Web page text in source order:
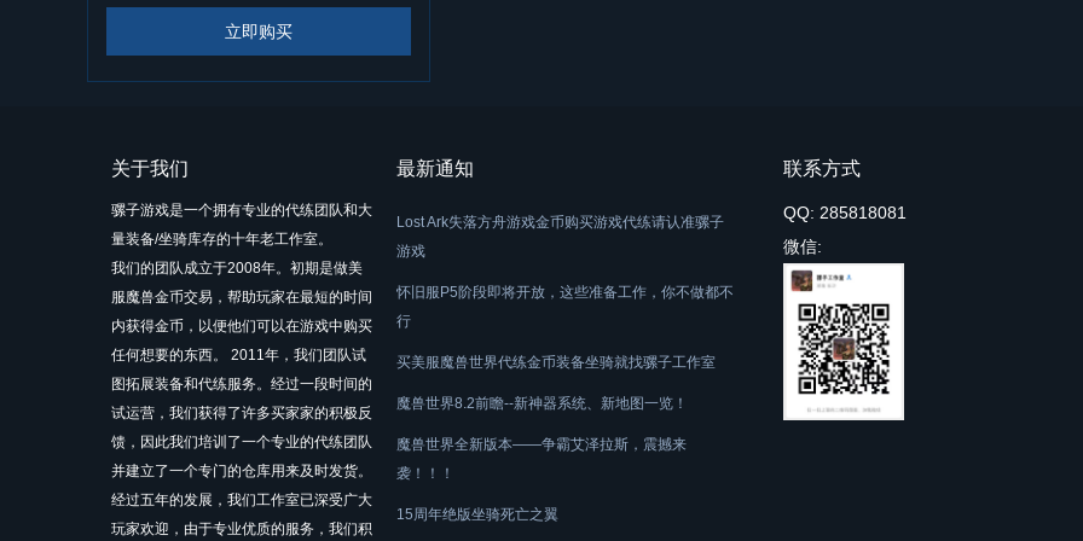
立即购买
关于我们
骡子游戏是一个拥有专业的代练团队和大
量装备/坐骑库存的十年老工作室。
我们的团队成立于2008年。初期是做美
服魔兽金币交易，帮助玩家在最短的时间
内获得金币，以便他们可以在游戏中购买
任何想要的东西。 2011年，我们团队试
图拓展装备和代练服务。经过一段时间的
试运营，我们获得了许多买家家的积极反
馈，因此我们培训了一个专业的代练团队
并建立了一个专门的仓库用来及时发货。
经过五年的发展，我们工作室已深受广大
玩家欢迎，由于专业优质的服务，我们积
最新通知
Lost Ark失落方舟游戏金币购买游戏代练请认准骡子
游戏
怀旧服P5阶段即将开放，这些准备工作，你不做都不
行
买美服魔兽世界代练金币装备坐骑就找骡子工作室
魔兽世界8.2前瞻--新神器系统、新地图一览！
魔兽世界全新版本——争霸艾泽拉斯，震撼来
袭！！！
15周年绝版坐骑死亡之翼
联系方式
QQ: 285818081
微信: